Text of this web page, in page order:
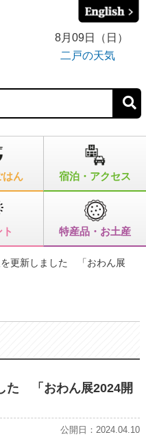
8月09日（日）
二戸の天気
はん 宿泊・アクセス
特産品・お土産
を更新しました 「おわん展
た 「おわん展2024開
公開日：2024.04.10